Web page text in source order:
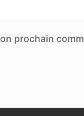
prochain